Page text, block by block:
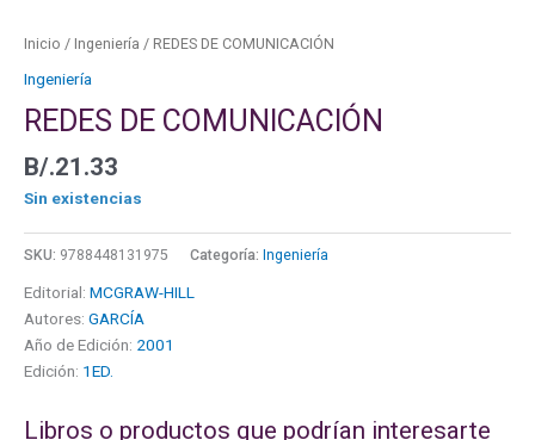
Inicio / Ingeniería / REDES DE COMUNICACIÓN
Ingeniería
REDES DE COMUNICACIÓN
B/.21.33
Sin existencias
SKU: 9788448131975 Categoría: Ingeniería
Editorial: MCGRAW-HILL
Autores: GARCÍA
Año de Edición: 2001
Edición: 1ED.
Libros o productos que podrían interesarte